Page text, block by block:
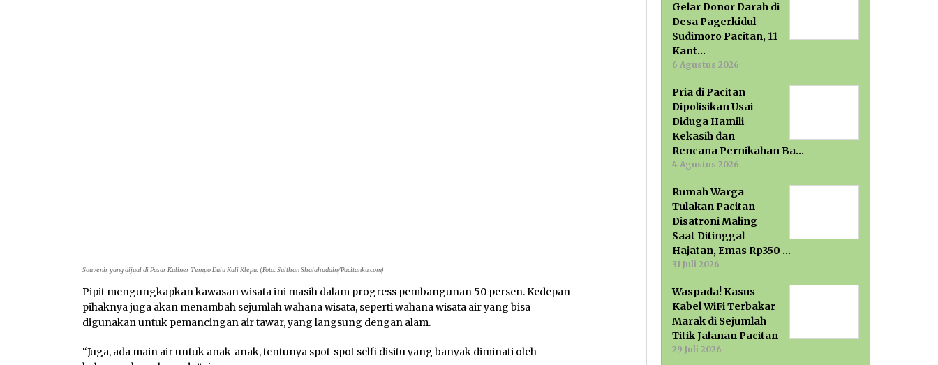
Souvenir yang dijual di Pasar Kuliner Tempo Dulu Kali Klepu. (Foto: Sulthan Shalahuddin/Pacitanku.com)
Pipit mengungkapkan kawasan wisata ini masih dalam progress pembangunan 50 persen. Kedepan
pihaknya juga akan menambah sejumlah wahana wisata, seperti wahana wisata air yang bisa
digunakan untuk pemancingan air tawar, yang langsung dengan alam.
“Juga, ada main air untuk anak-anak, tentunya spot-spot selfi disitu yang banyak diminati oleh
Gelar Donor Darah di
Desa Pagerkidul
Sudimoro Pacitan, 11
Kant…
6 Agustus 2026
Pria di Pacitan
Dipolisikan Usai
Diduga Hamili
Kekasih dan
Rencana Pernikahan Ba…
4 Agustus 2026
Rumah Warga
Tulakan Pacitan
Disatroni Maling
Saat Ditinggal
Hajatan, Emas Rp350 …
31 Juli 2026
Waspada! Kasus
Kabel WiFi Terbakar
Marak di Sejumlah
Titik Jalanan Pacitan
29 Juli 2026